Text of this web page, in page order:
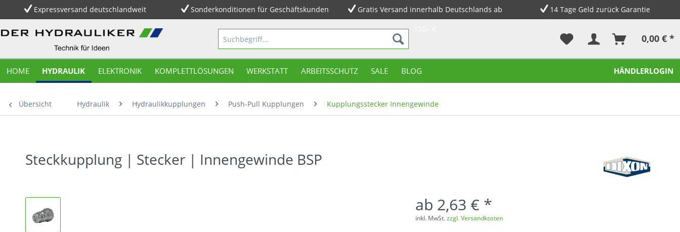
Expressversand deutschlandweit Sonderkonditionen für Geschäftskunden
Gratis Versand innerhalb Deutschlands ab
14 Tage Geld zurück Garantie
0,00 € *
HOME HYDRAULIK ELEKTRONIK KOMPLETTLÖSUNGEN WERKSTATT ARBEITSSCHUTZ SALE BLOG HÄNDLERLOGIN
Übersicht Hydraulik Hydraulikkupplungen Push-Pull Kupplungen Kupplungsstecker Innengewinde
Steckkupplung | Stecker | Innengewinde BSP
ab 2,63 € *
inkl. MwSt.zzgl. Versandkosten